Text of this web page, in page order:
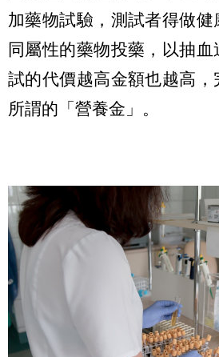
加藥物試驗，測試者得做
同屬性的藥物投藥，以抽血
試的代價越高金額也越高，
所謂的「營養金」。